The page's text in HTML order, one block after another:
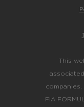
This
companies.
FIA